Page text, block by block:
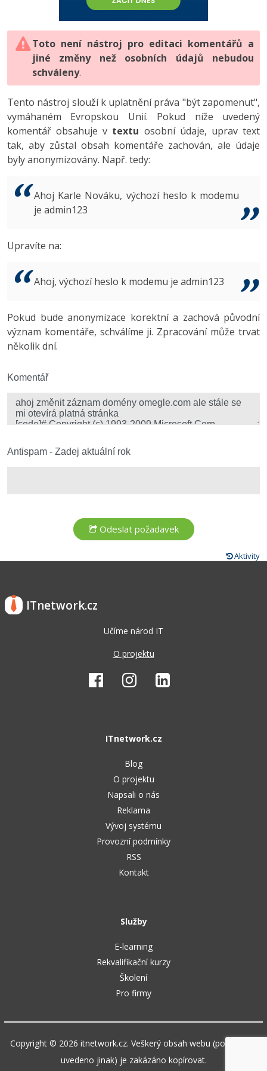
HTML5, CSS3, Bootstrap, SEO
SQL a databáze
Testování a verzování
UML a návrhové vzory
React
Spring
ASP.NET MVC
Best practices
PHP
JavaScript
Python
HTML / CSS
UML a návrhové vzory
MySQL/MariaDB
MS-SQL
Vývojář mobilních aplikací
C# Game developer
Tester
Systémový administrátor
3D grafik
Copywriter
WordPress specialista
-80%
JavaScript -80%
PHP -80%
Swift -80%
Kotlin -80%
VB.NET
Algoritmy -41%
Umělá inteligence (AI) -10%
Fórum
Digitální gramotnost
Marketing
WordPress
SEO
UX
Business
Copywriting
Windows
Kybernetická bezpečnost
-80%
Adobe Illustrator -80%
Adobe Lightroom
Adobe XD
Adobe InDesign -25%
Adobe After Effects
Inkscape
Fórum
Toto není nástroj pro editaci komentářů a
jiné změny než osobních údajů nebudou
schváleny.
Tento nástroj slouží k uplatnění práva "být zapomenut",
vymáhaném Evropskou Unií. Pokud níže uvedený
komentář obsahuje v textu osobní údaje, uprav text
tak, aby zůstal obsah komentáře zachován, ale údaje
byly anonymizovány. Např. tedy:
Ahoj Karle Nováku, výchozí heslo k modemu
je admin123
Upravíte na:
Ahoj, výchozí heslo k modemu je admin123
Pokud bude anonymizace korektní a zachová původní
význam komentáře, schválíme ji. Zpracování může trvat
několik dní.
Komentář
Antispam - Zadej aktuální rok
Aktivity
ITnetwork.cz
Učíme národ IT
O projektu
ITnetwork.cz
Blog
O projektu
Napsali o nás
Reklama
Vývoj systému
Provozní podmínky
RSS
Kontakt
Služby
E-learning
Rekvalifikační kurzy
Školení
Pro firmy
Copyright © 2026 itnetwork.cz. Veškerý obsah webu (pokud není
uvedeno jinak) je zakázáno kopírovat.